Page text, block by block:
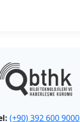
(+90) 392 600 9000